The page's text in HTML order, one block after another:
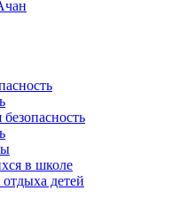
в школе
детей